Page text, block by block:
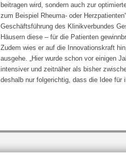
beitragen wird, sondern auch zur
zum Beispiel Rheuma- oder
Geschäftsführung des Klinikverbundes
Häusern diese – für die Patienten
Zudem wies er auf die Innovationskraft
ausgehe. „Hier wurde schon vor einigen
intensiver und zeitnäher als bisher
deshalb nur folgerichtig, dass die Idee für